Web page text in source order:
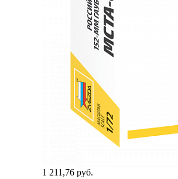
1 211,76 руб.